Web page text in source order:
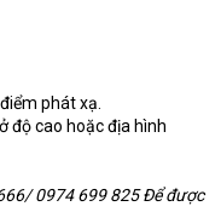
phát xạ.
độ cao hoặc địa hình
0974 699 825 Để được